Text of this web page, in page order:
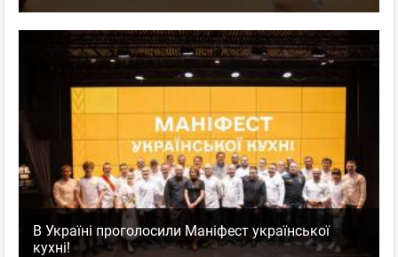
В Україні проголосили Маніфест української
кухні!